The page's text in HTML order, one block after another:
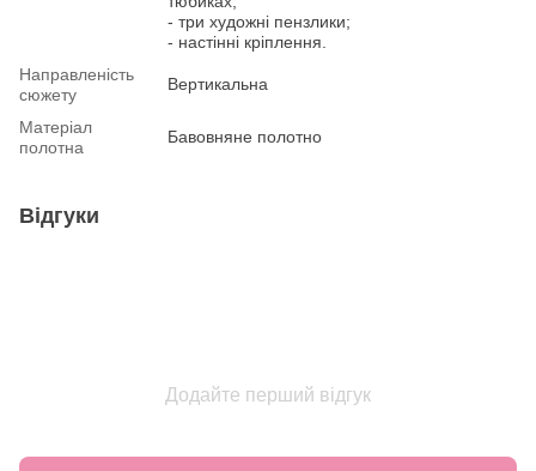
- три художні пензлики;
- настінні кріплення.
Направленість
сюжету
Вертикальна
Матеріал
полотна
Бавовняне полотно
Відгуки
Додайте перший відгук